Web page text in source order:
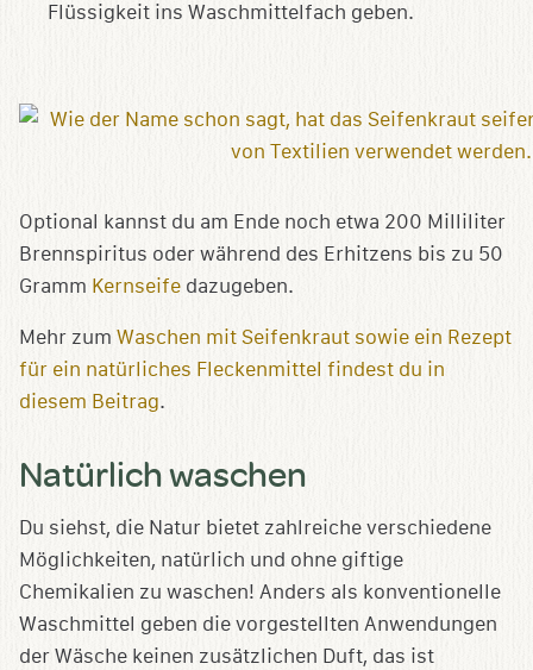
Flüssigkeit ins Waschmittelfach geben.
Optional kannst du am Ende noch etwa 200 Milliliter
Brennspiritus oder während des Erhitzens bis zu 50
Gramm Kernseife dazugeben.
Mehr zum Waschen mit Seifenkraut sowie ein Rezept
für ein natürliches Fleckenmittel findest du in
diesem Beitrag.
Natürlich waschen
Du siehst, die Natur bietet zahlreiche verschiedene
Möglichkeiten, natürlich und ohne giftige
Chemikalien zu waschen! Anders als konventionelle
Waschmittel geben die vorgestellten Anwendungen
der Wäsche keinen zusätzlichen Duft, das ist